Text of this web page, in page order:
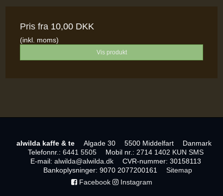
Pris fra 10,00 DKK
(inkl. moms)
Vis produkt
alwilda kaffe & te Algade 30 5500 Middelfart
Danmark
Telefonnr. : 6441 5505 Mobil nr. : 2714 1402 KUN SMS
E-mail: alwilda@alwilda.dk CVR-nummer: 30158113
Bankoplysninger: 9070 2077200161
Sitemap
Facebook
Instagram